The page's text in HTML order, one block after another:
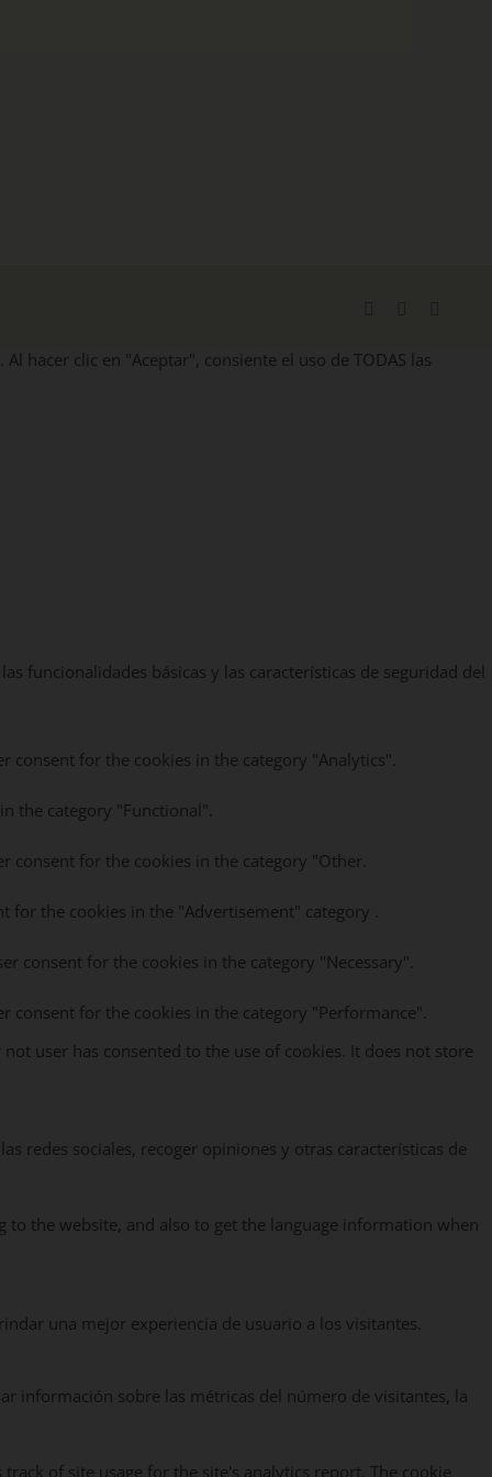
hacer clic en "Aceptar", consiente el uso de TODAS las
funcionalidades básicas y las características de seguridad del
consent for the cookies in the category "Analytics".
the category "Functional".
consent for the cookies in the category "Other.
for the cookies in the "Advertisement" category .
consent for the cookies in the category "Necessary".
consent for the cookies in the category "Performance".
user has consented to the use of cookies. It does not store
redes sociales, recoger opiniones y otras características de
the website, and also to get the language information when
una mejor experiencia de usuario a los visitantes.
información sobre las métricas del número de visitantes, la
of site usage for the site's analytics report. The cookie